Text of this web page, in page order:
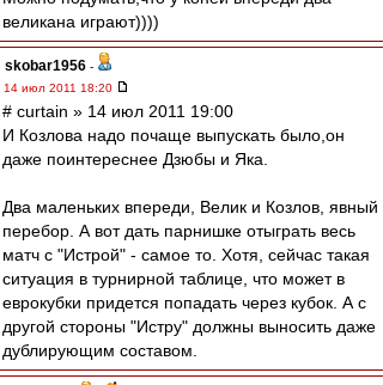
великана играют))))
skobar1956 -
14 июл 2011 18:20
# curtain » 14 июл 2011 19:00
И Козлова надо почаще выпускать было,он
даже поинтереснее Дзюбы и Яка.
Два маленьких впереди, Велик и Козлов, явный
перебор. А вот дать парнишке отыграть весь
матч с "Истрой" - самое то. Хотя, сейчас такая
ситуация в турнирной таблице, что может в
еврокубки придется попадать через кубок. А с
другой стороны "Истру" должны выносить даже
дублирующим составом.